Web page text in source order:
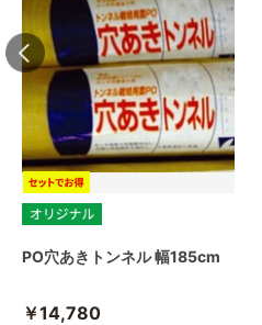
PO穴あきトンネル 幅185cm
￥14,780